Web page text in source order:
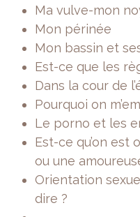
Ma vulve-mon
Mon périnée
Mon bassin et
Est-ce que les
Dans la cour de
Pourquoi on
Le porno et les
Est-ce qu’on est
ou une
Orientation
dire ?